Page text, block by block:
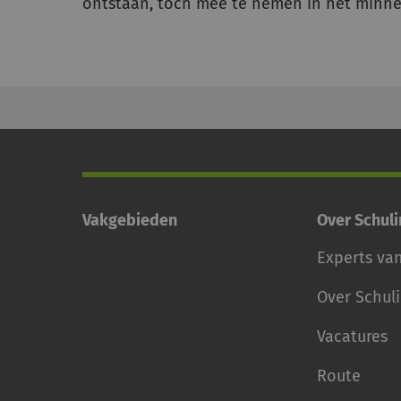
Vakgebieden
Over
Experts
Over
Vacatures
Route